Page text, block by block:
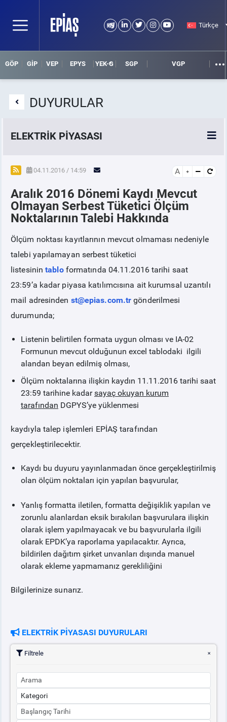
Türkçe
GÖP GİP VEP EPYS YEK-G SGP VGP
DUYURULAR
ELEKTRİK PİYASASI
SPOT ELEKTRİK PİYASALARI
ÖRNEK FİNANS BELGELERİ
VADELİ ELEKTRİK PİYASASI
PİYASAKAYITSÜRECİ
SERBEST TÜKETİCİ
MALİ UZLAŞTIRMA
TEMİNAT
DUYURULAR
BT HİZMET YÖNETİM SİSTEMİ POLİTİKAMIZ
04.11.2016 / 14:59 A
Aralık 2016 Dönemi Kaydı Mevcut
Olmayan Serbest Tüketici Ölçüm
Noktalarının Talebi Hakkında
Ölçüm noktası kayıtlarının mevcut olmaması nedeniyle
talebi yapılamayan serbest tüketici
listesinintabloformatında 04.11.2016 tarihi saat
23:59’a kadarpiyasa katılımcısına ait kurumsal uzantılı
mail adresinden st@epias.com.tr gönderilmesi
durumunda;
Listenin belirtilen formata uygun olması ve IA-02
Formunun mevcut olduğunun excel tablodaki ilgili
alandan beyan edilmiş olması,
Ölçüm noktalarına ilişkin kaydın 11.11.2016 tarihi saat
23:59 tarihine kadarsayaç okuyan kurum
tarafından DGPYS’ye yüklenmesi
kaydıyla talep işlemleri EPİAŞ tarafından
gerçekleştirilecektir.
Kaydı bu duyuru yayınlanmadan önce gerçekleştirilmiş
olan ölçüm noktaları için yapılan başvurular,
Yanlış formatta iletilen, formatta değişiklik yapılan ve
zorunlu alanlardan eksik bırakılan başvurulara ilişkin
olarak işlem yapılmayacak ve bu başvurularla ilgili
olarak EPDK’ya raporlama yapılacaktır. Ayrıca,
bildirilen dağıtım şirket unvanları dışında manuel
olarak ekleme yapmamanız gerekliliğini
Bilgilerinize sunarız.
ELEKTRİK PİYASASI DUYURULARI
Filtrele